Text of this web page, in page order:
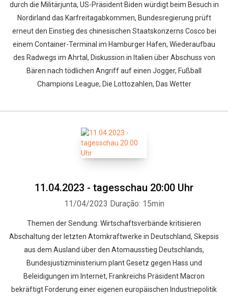
durch die Militärjunta, US-Präsident Biden würdigt beim Besuch in
Nordirland das Karfreitagabkommen, Bundesregierung prüft
erneut den Einstieg des chinesischen Staatskonzerns Cosco bei
einem Container-Terminal im Hamburger Hafen, Wiederaufbau
des Radwegs im Ahrtal, Diskussion in Italien über Abschuss von
Bären nach tödlichen Angriff auf einen Jogger, Fußball
Champions League, Die Lottozahlen, Das Wetter
11.04.2023 - tagesschau 20:00 Uhr
11/04/2023 Duração: 15min
Themen der Sendung: Wirtschaftsverbände kritisieren
Abschaltung der letzten Atomkraftwerke in Deutschland, Skepsis
aus dem Ausland über den Atomausstieg Deutschlands,
Bundesjustizministerium plant Gesetz gegen Hass und
Beleidigungen im Internet, Frankreichs Präsident Macron
bekräftigt Forderung einer eigenen europäischen Industriepolitik